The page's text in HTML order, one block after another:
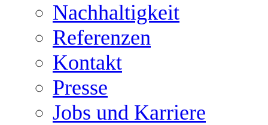
Nachhaltigkeit
Referenzen
Kontakt
Presse
Jobs und Karriere